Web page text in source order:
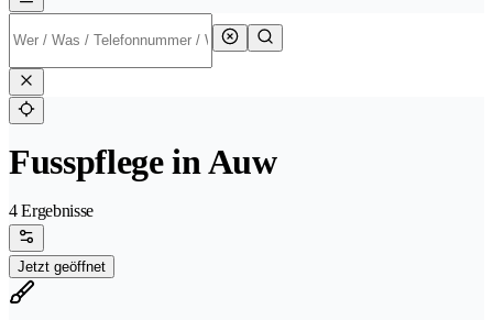
Fusspflege in Auw
4 Ergebnisse
Jetzt geöffnet